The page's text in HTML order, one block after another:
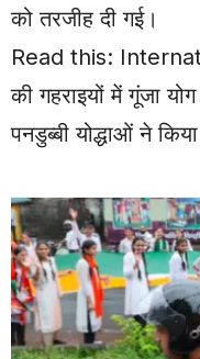
को तरजीह दी गई।
Read this:
की गहराइयों में गूंजा
पनडुब्बी योद्धाओं ने